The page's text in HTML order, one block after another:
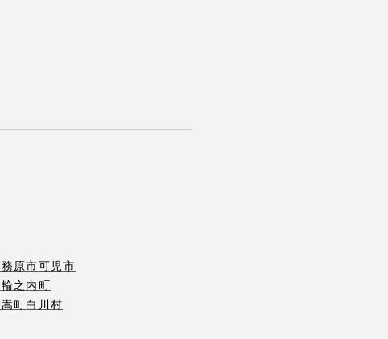
原市可児市
輪之内町
町白川村